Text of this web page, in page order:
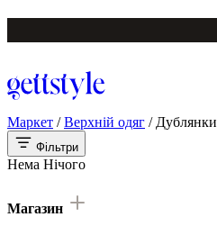
Маркет /Верхній одяг / Дублянки
Фільтри
Нема Нічого
Магазин